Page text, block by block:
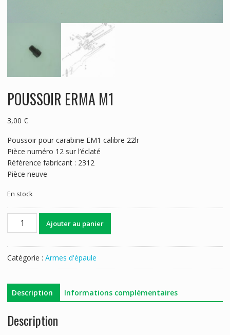
POUSSOIR ERMA M1
3,00 €
Poussoir pour carabine EM1 calibre 22lr
Pièce numéro 12 sur l’éclaté
Référence fabricant : 2312
Pièce neuve
En stock
quantité
M1
Ajouter au panier
Catégorie : Armes d'épaule
Description Informations complémentaires
Description